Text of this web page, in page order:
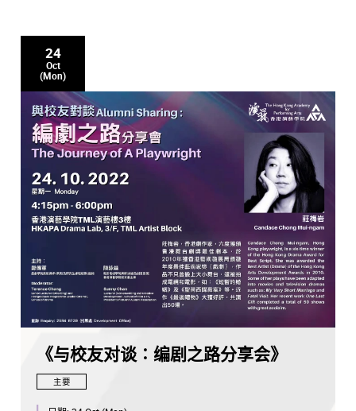
24
Oct
(Mon)
《与校友对谈∶编剧之路分享会》
主要